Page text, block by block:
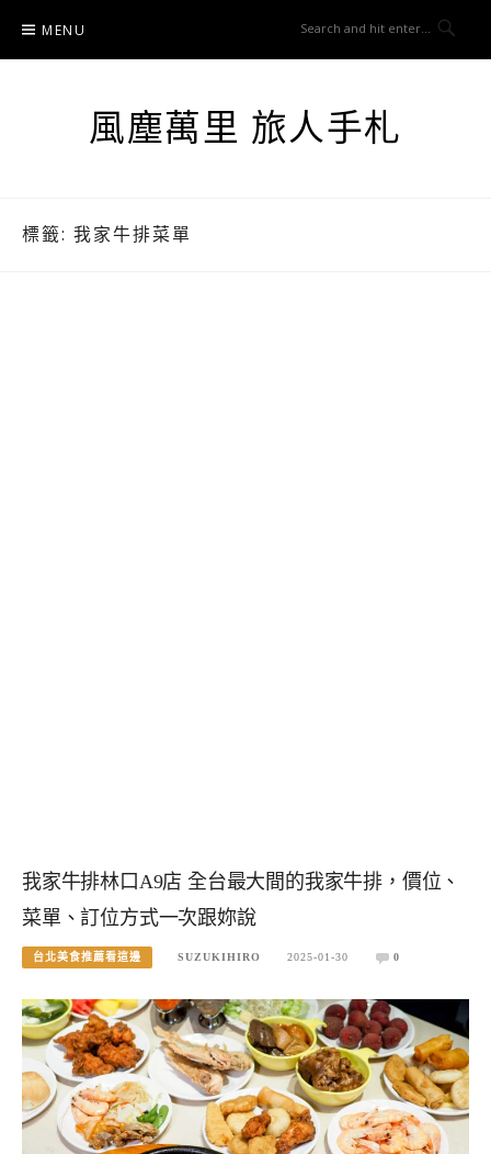
content
MENU
風塵萬里 旅人手札
標籤: 我家牛排菜單
我家牛排林口A9店 全台最大間的我家牛排，價位、
菜單、訂位方式一次跟妳說
台北美食推薦看這邊 SUZUKIHIRO 2025-01-30 0